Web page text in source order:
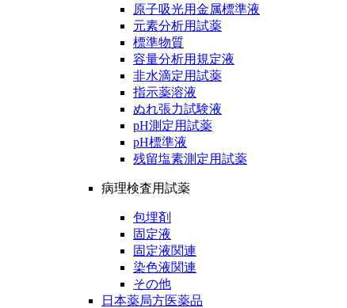
原子吸光用金属標準液
元素分析用試薬
標準物質
容量分析用規定液
非水滴定用試薬
指示薬溶液
ぬれ張力試験液
pH測定用試薬
pH標準液
残留塩素測定用試薬
病理検査用試薬
包埋剤
固定液
固定液関連
染色液関連
その他
日本薬局方医薬品